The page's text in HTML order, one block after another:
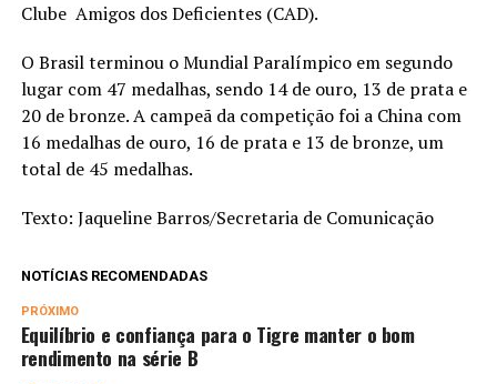
Clube Amigos dos Deficientes (CAD).
O Brasil terminou o Mundial Paralímpico em segundo
lugar com 47 medalhas, sendo 14 de ouro, 13 de prata e
20 de bronze. A campeã da competição foi a China com
16 medalhas de ouro, 16 de prata e 13 de bronze, um
total de 45 medalhas.
Texto: Jaqueline Barros/Secretaria de Comunicação
NOTÍCIAS RECOMENDADAS
PRÓXIMO
Equilíbrio e confiança para o Tigre manter o bom
rendimento na série B